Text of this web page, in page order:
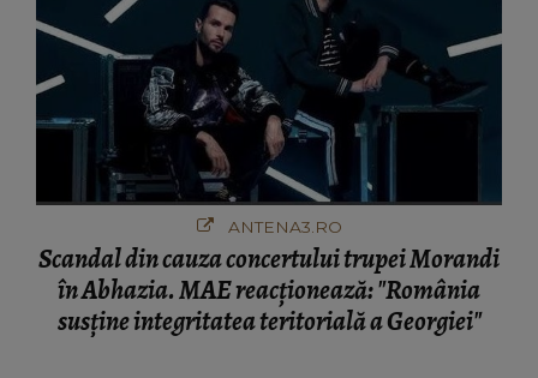
ANTENA3.RO
Scandal din cauza concertului trupei Morandi
în Abhazia. MAE reacționează: "România
susține integritatea teritorială a Georgiei"